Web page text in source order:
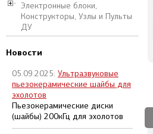
Электронные блоки,
Конструкторы, Узлы и Пульты
ДУ
Новости
05.09.2025: Ультразвуковые
пьезокерамические шайбы для
эхолотов
Пьезокерамические диски
(шайбы) 200кГц для эхолотов